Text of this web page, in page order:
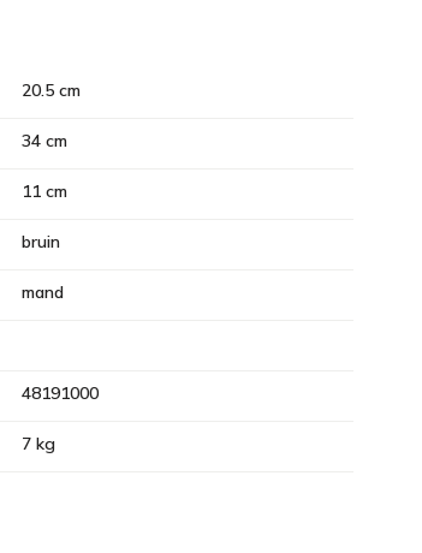
20.5 cm
34 cm
11 cm
bruin
mand
48191000
7 kg